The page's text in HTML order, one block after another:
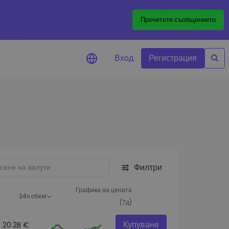
Прочетете съобщението
изпълнение
Вход Регистрация
Филтри
24ч обем
Графика на цената
(7д)
20.2B € Купуване